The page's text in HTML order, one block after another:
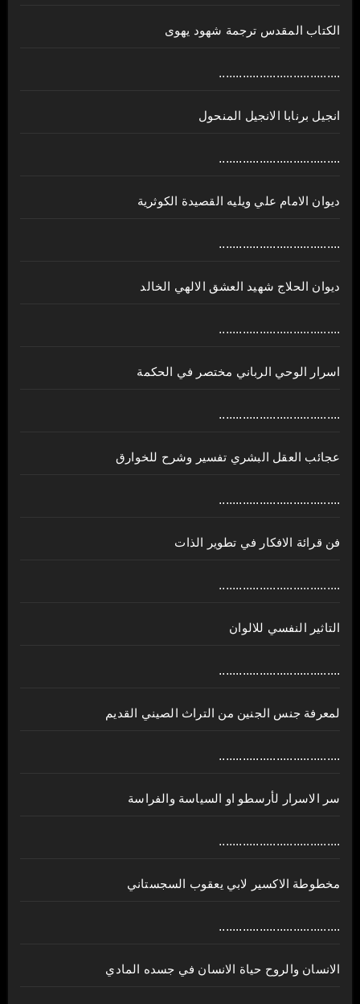
الكتاب المقدس ترجمة شهود يهوى
....................................
انجيل برنابا الانجيل المنحول
....................................
ديوان الامام علي ويليه القصيدة الكوثرية
....................................
ديوان الحلاج شهيد العشق الالهي الخالد
....................................
اسرار الوحي الرباني مختصر في الحكمة
....................................
عجائب العقل البشري تفسير وشرح للخوارق
....................................
فن قرائة الافكار في تطوير الذات
....................................
التاثير النفسي للالوان
....................................
لمعرفة جنس الجنين من التراث الصيني القديم
....................................
سر الاسرار لأرسطو او السياسة والفراسة
....................................
مخطوطة الاكسير لابي يعقوب السجستاني
....................................
الانسان والروح حياة الانسان في جسده المادي